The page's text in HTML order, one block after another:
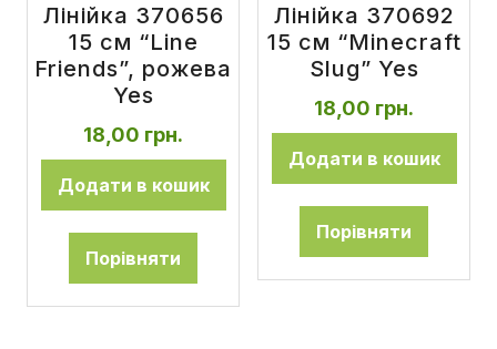
Лінійка 370656
15 см “Line
Friends”, рожева
Yes
18,00 грн.
Додати в кошик
Порівняти
Лінійка 370692
15 см “Minecraft
Slug” Yes
18,00 грн.
Додати в кошик
Порівняти